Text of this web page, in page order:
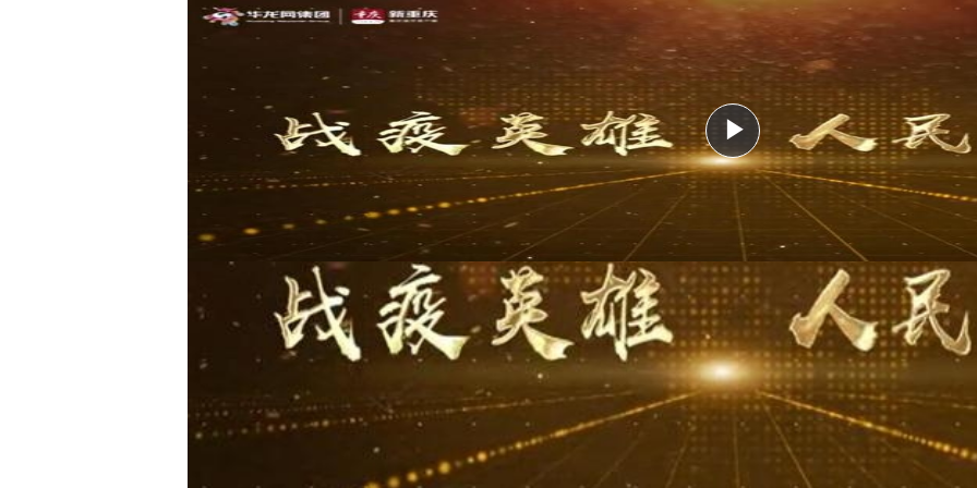
Play
感谢您！抗疫战场上众志成城的人民力量
华龙网-新重庆客户端
朱昕勤 王鹏
疫情面前，每一个人都是防线；
战场之上，每一个你都是力量。